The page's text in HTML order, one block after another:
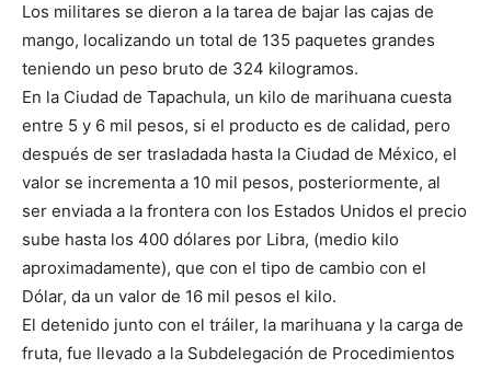
Los militares se dieron a la tarea de bajar las cajas de
mango, localizando un total de 135 paquetes grandes
teniendo un peso bruto de 324 kilogramos.
En la Ciudad de Tapachula, un kilo de marihuana cuesta
entre 5 y 6 mil pesos, si el producto es de calidad, pero
después de ser trasladada hasta la Ciudad de México, el
valor se incrementa a 10 mil pesos, posteriormente, al
ser enviada a la frontera con los Estados Unidos el precio
sube hasta los 400 dólares por Libra, (medio kilo
aproximadamente), que con el tipo de cambio con el
Dólar, da un valor de 16 mil pesos el kilo.
El detenido junto con el tráiler, la marihuana y la carga de
fruta, fue llevado a la Subdelegación de Procedimientos